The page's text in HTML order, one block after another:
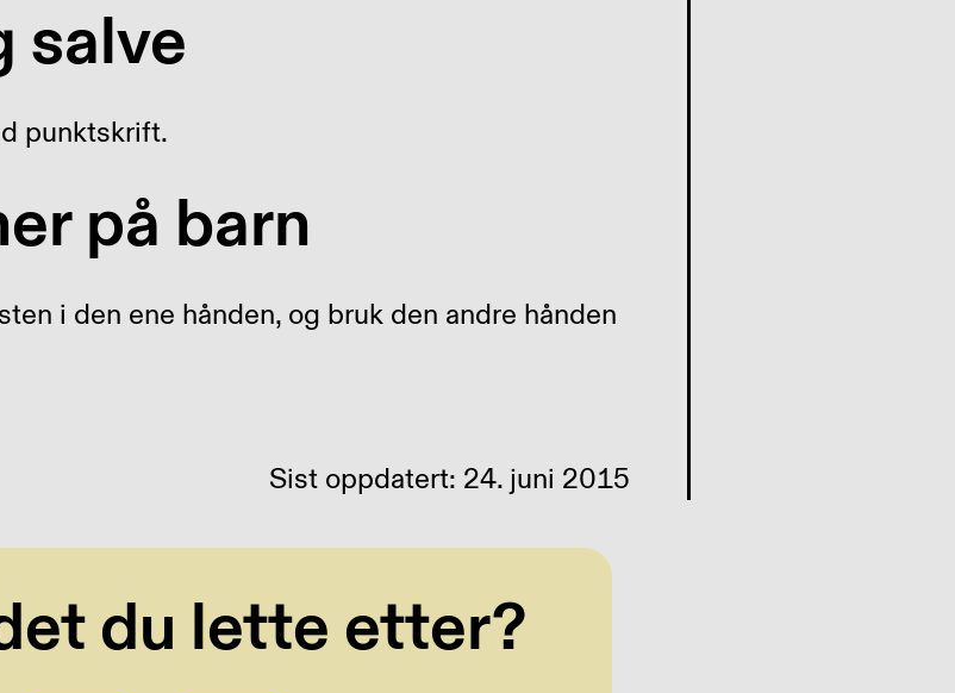
salve
punktskrift.
på barn
i den ene hånden, og bruk den andre hånden
Sist oppdatert: 24. juni 2015
du lette etter?